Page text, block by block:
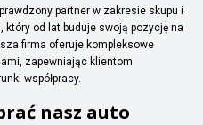
partner w zakresie skupu i
od lat buduje swoją pozycję na
firma oferuje kompleksowe
zapewniając klientom
współpracy.
nasz auto